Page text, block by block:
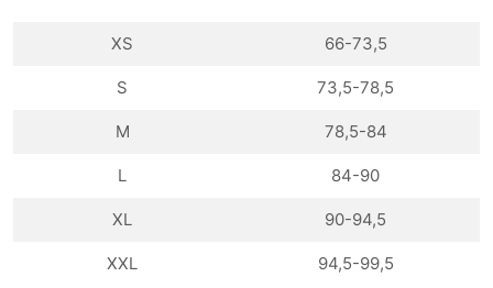
XS 66-73,5
S 73,5-78,5
M 78,5-84
L 84-90
XL 90-94,5
XXL 94,5-99,5